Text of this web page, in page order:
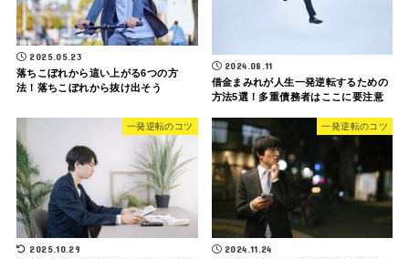
2025.05.23
落ちこぼれから這い上がる6つの方
法！落ちこぼれから抜け出そう
2024.08.11
借金まみれが人生一発逆転するための
方法5選！多重債務者はここに要注意
一発逆転のコツ
2025.10.29
一発逆転のコツ
2024.11.24